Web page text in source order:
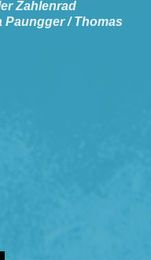
Zahlenrad
/ Thomas